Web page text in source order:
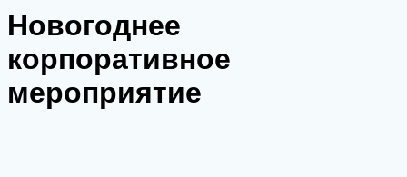
Новогоднее
корпоративное
мероприятие